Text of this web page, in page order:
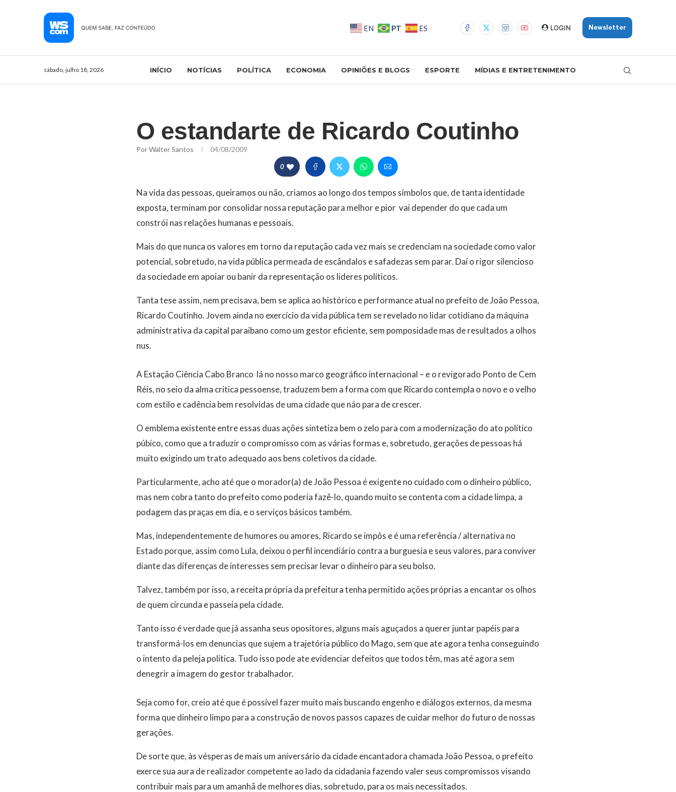
EN PT ES LOGIN Newsletter
sábado, julho 18, 2026 INÍCIO NOTÍCIAS POLÍTICA ECONOMIA OPINIÕES E BLOGS ESPORTE MÍDIAS E ENTRETENIMENTO
O estandarte de Ricardo Coutinho
PorWalter Santos 04/08/2009
0
Na vida das pessoas, queiramos ou não, criamos ao longo dos tempos símbolos que, de tanta identidade
exposta, terminam por consolidar nossa reputação para melhor e pior  vai depender do que cada um
constrói nas relações humanas e pessoais.
Mais do que nunca os valores em torno da reputação cada vez mais se credenciam na sociedade como valor
potencial, sobretudo, na vida pública permeada de escândalos e safadezas sem parar. Daí o rigor silencioso
da sociedade em apoiar ou banir da representação os lideres políticos.
Tanta tese assim, nem precisava, bem se aplica ao histórico e performance atual no prefeito de João Pessoa,
Ricardo Coutinho. Jovem ainda no exercício da vida pública tem se revelado no lidar cotidiano da máquina
administrativa da capital paraibano como um gestor eficiente, sem pomposidade mas de resultados a olhos
nus.
A Estação Ciência Cabo Branco  lá no nosso marco geográfico internacional – e o revigorado Ponto de Cem
Réis, no seio da alma critica pessoense, traduzem bem a forma com que Ricardo contempla o novo e o velho
com estilo e cadência bem resolvidas de uma cidade que náo para de crescer.
O emblema existente entre essas duas ações sintetiza bem o zelo para com a modernização do ato político
púbico, como que a traduzir o compromisso com as várias formas e, sobretudo, gerações de pessoas há
muito exigindo um trato adequado aos bens coletivos da cidade.
Particularmente, acho até que o morador(a) de João Pessoa é exigente no cuidado com o dinheiro público,
mas nem cobra tanto do prefeito como poderia fazê-lo, quando muito se contenta com a cidade limpa, a
podagem das praças em dia, e o serviços básicos também.
Mas, independentemente de humores ou amores, Ricardo se impôs e é uma referência / alternativa no
Estado porque, assim como Lula, deixou o perfil incendiário contra a burguesia e seus valores, para conviver
diante das diferenças de interesses sem precisar levar o dinheiro para seu bolso.
Talvez, também por isso, a receita própria da prefeitura tenha permitido ações próprias a encantar os olhos
de quem circunda e passeia pela cidade.
Tanto isso é verdade que já assanha seus opositores, alguns mais aguçados a querer juntar papéis para
transformá-los em denuncias que sujem a trajetória público do Mago, sem que ate agora tenha conseguindo
o intento da peleja política. Tudo isso pode ate evidenciar defeitos que todos têm, mas até agora sem
denegrir a imagem do gestor trabalhador.
Seja como for, creio até que é possível fazer muito mais buscando engenho e diálogos externos, da mesma
forma que dinheiro limpo para a construção de novos passos capazes de cuidar melhor do futuro de nossas
gerações.
De sorte que, às vésperas de mais um aniversário da cidade encantadora chamada João Pessoa, o prefeito
exerce sua aura de realizador competente ao lado da cidadania fazendo valer seus compromissos visando
contribuir mais para um amanhã de melhores dias, sobretudo, para os mais necessitados.